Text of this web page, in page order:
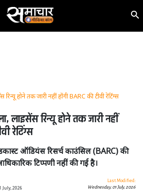
होने तक जारी नहीं होंगी BARC की टीवी रेटिंग्स
लाइसेंस रिन्यू होने तक जारी नहीं
रेटिंग्स
ऑडियंस रिसर्च काउंसिल (BARC) की
टिप्पणी नहीं की गई है।
July, 2026
Last Modified:
Wednesday, 01 July, 2026